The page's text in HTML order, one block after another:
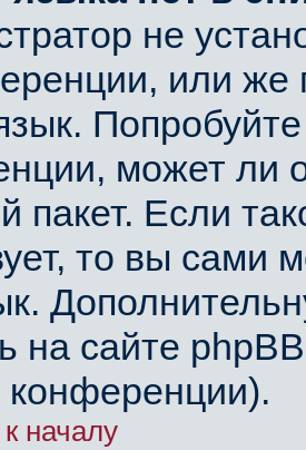
не
или же
может ли
пакет. Если
то вы сами
на сайте
конференции).
началу